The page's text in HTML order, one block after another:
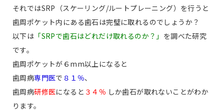
それではSRP（スケーリング/ルートプレーニング）を行うと
歯周ポケット内にある歯石は完璧に取れるのでしょうか？
以下は 「SRPで歯石はどれだけ取れるのか？」 を調べた研究
です。
歯周ポケットが６mm以上になると
歯周病専門医で ８１％、
歯周病研修医になると ３４％ しか歯石が取れないことがわか
ります。